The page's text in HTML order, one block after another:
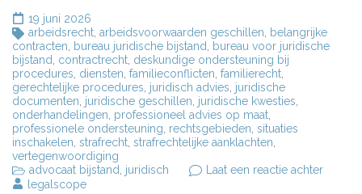
19 juni 2026
arbeidsrecht, arbeidsvoorwaarden geschillen, belangrijke
contracten, bureau juridische bijstand, bureau voor juridische
bijstand, contractrecht, deskundige ondersteuning bij
procedures, diensten, familieconflicten, familierecht,
gerechtelijke procedures, juridisch advies, juridische
documenten, juridische geschillen, juridische kwesties,
onderhandelingen, professioneel advies op maat,
professionele ondersteuning, rechtsgebieden, situaties
inschakelen, strafrecht, strafrechtelijke aanklachten,
vertegenwoordiging
advocaat bijstand, juridisch Laat een reactie achterop
legalscope